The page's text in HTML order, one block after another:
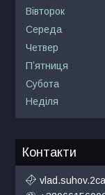
Вівторок
Середа
Четвер
Пʼятниця
Субота
Неділя
Контакти